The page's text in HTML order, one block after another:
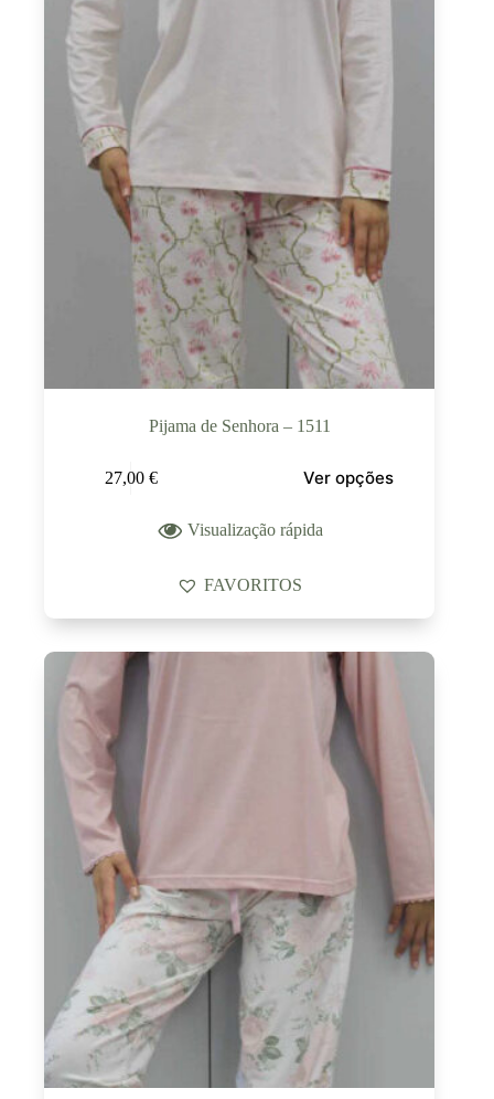
Pijama de Senhora – 1511
27,00 € Ver opções
Visualização rápida
FAVORITOS